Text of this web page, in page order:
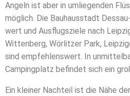
Angeln ist aber in umliegenden
möglich. Die Bauhausstadt
wert und Ausflugsziele nach
Wittenberg, Wörlitzer Park,
sind empfehlenswert. In
Campingplatz befindet sich ein
Ein kleiner Nachteil ist die Nähe